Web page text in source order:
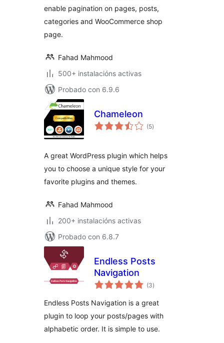
enable pagination on pages, posts,
categories and WooCommerce shop
page.
Fahad Mahmood
500+ instalacións activas
Probado con 6.9.6
Chameleon
(5valoracións
totais
)
A great WordPress plugin which helps
you to choose a unique style for your
favorite plugins and themes.
Fahad Mahmood
200+ instalacións activas
Probado con 6.8.7
Endless Posts
Navigation
(3valoracións
totais
)
Endless Posts Navigation is a great
plugin to loop your posts/pages with
alphabetic order. It is simple to use.